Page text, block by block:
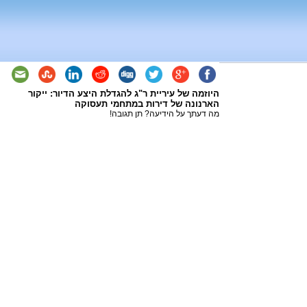
היוזמה של עיריית ר"ג להגדלת היצע הדיור: ייקור
הארנונה של דירות במתחמי תעסוקה
מה דעתך על הידיעה? תן תגובה!